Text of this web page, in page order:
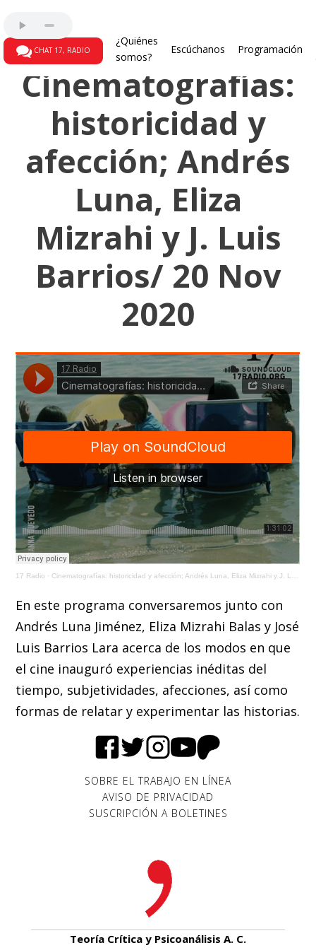
CHAT 17, RADIO
¿Quiénes
somos?
Escúchanos Programación
Cinematografías:
historicidad y
afección; Andrés
Luna, Eliza
Mizrahi y J. Luis
Barrios/ 20 Nov
2020
17 Radio · Cinematografías: historicidad y afección; Andrés Luna, Eliza Mizrahi y J. Luis Barrios/ 20 Nov 2020
En este programa conversaremos junto con
Andrés Luna Jiménez, Eliza Mizrahi Balas y José
Luis Barrios Lara acerca de los modos en que
el cine inauguró experiencias inéditas del
tiempo, subjetividades, afecciones, así como
formas de relatar y experimentar las historias.
SOBRE EL TRABAJO EN LÍNEA
AVISO DE PRIVACIDAD
SUSCRIPCIÓN A BOLETINES
Teoría Crítica y Psicoanálisis A. C.